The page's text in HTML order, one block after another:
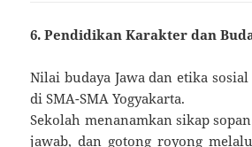
6. Pendidikan Karakter dan
Nilai budaya Jawa dan etika
di SMA-SMA Yogyakarta.
Sekolah menanamkan sikap
jawab, dan gotong royong